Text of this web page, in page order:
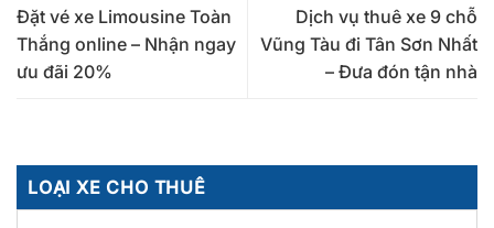
Đặt vé xe Limousine Toàn
Thắng online – Nhận ngay
ưu đãi 20%
Dịch vụ thuê xe 9 chỗ
Vũng Tàu đi Tân Sơn Nhất
– Đưa đón tận nhà
LOẠI XE CHO THUÊ